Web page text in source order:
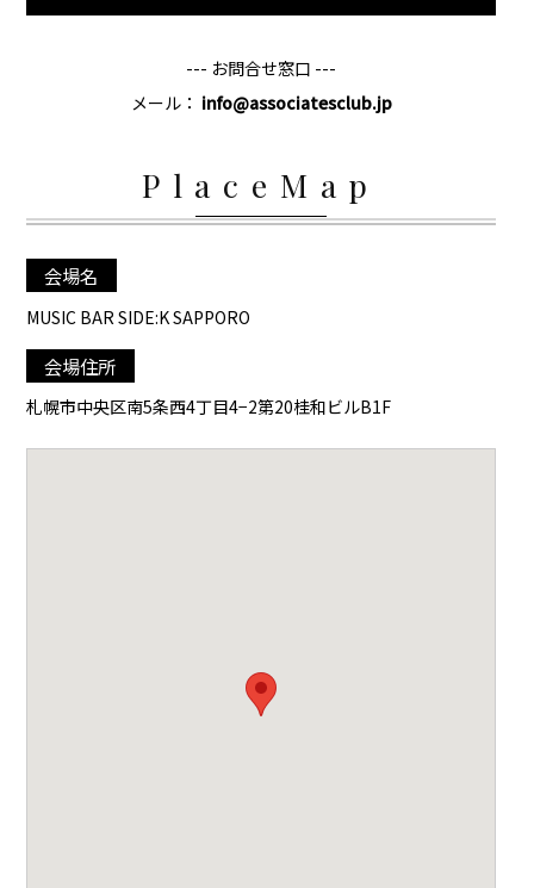
--- お問合せ窓口 ---
メール： info@associatesclub.jp
PlaceMap
会場名
MUSIC BAR SIDE:K SAPPORO
会場住所
札幌市中央区南5条西4丁目4−2第20桂和ビルB1F